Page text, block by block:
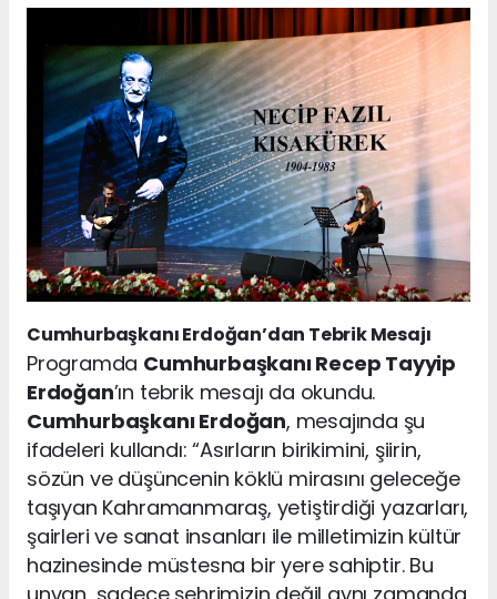
Cumhurbaşkanı Erdoğan’dan Tebrik Mesajı
Programda Cumhurbaşkanı Recep Tayyip
Erdoğan’ın tebrik mesajı da okundu.
Cumhurbaşkanı Erdoğan, mesajında şu
ifadeleri kullandı: “Asırların birikimini, şiirin,
sözün ve düşüncenin köklü mirasını geleceğe
taşıyan Kahramanmaraş, yetiştirdiği yazarları,
şairleri ve sanat insanları ile milletimizin kültür
hazinesinde müstesna bir yere sahiptir. Bu